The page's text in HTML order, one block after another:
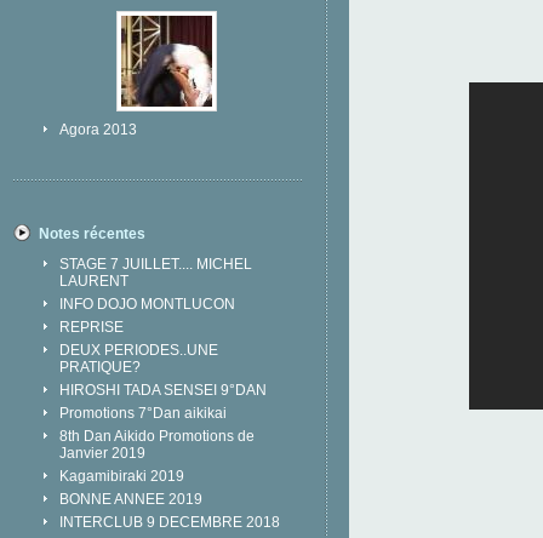
Agora 2013
Notes récentes
STAGE 7 JUILLET.... MICHEL
LAURENT
INFO DOJO MONTLUCON
REPRISE
DEUX PERIODES..UNE
PRATIQUE?
HIROSHI TADA SENSEI 9°DAN
Promotions 7°Dan aikikai
8th Dan Aikido Promotions de
Janvier 2019
Kagamibiraki 2019
BONNE ANNEE 2019
INTERCLUB 9 DECEMBRE 2018